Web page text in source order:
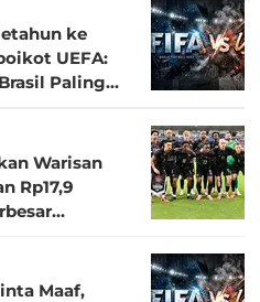
ke
UEFA:
Paling
Warisan
Rp17,9
Maaf,